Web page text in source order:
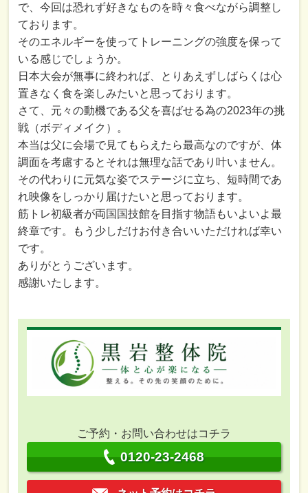
で、今回は恐れず好きなものを時々食べながら調整し
ております。
そのエネルギーを使ってトレーニングの強度を保って
いる感じでしょうか。
日本大会が無事に終われば、とりあえずしばらくは心
置きなく食を楽しみたいと思っております。
さて、元々の動機である父を喜ばせる為の2023年の挑
戦（ボディメイク）。
本当は父に会場で見てもらえたら最高なのですが、体
調面を考慮するとそれは無理な話であり叶いません。
その代わりに元気な姿でステージに立ち、短時間であ
れ映像をしっかり届けたいと思っております。
筋トレ初級者が両国国技館を目指す物語もいよいよ最
終章です。もう少しだけお付き合いいただければ幸い
です。
ありがとうございます。
感謝いたします。
ご予約・お問い合わせはコチラ
0120-23-2468